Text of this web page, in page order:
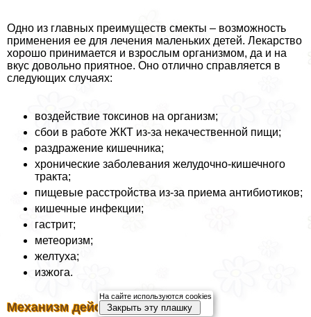
Одно из главных преимуществ смекты – возможность
применения ее для лечения маленьких детей. Лекарство
хорошо принимается и взрослым организмом, да и на
вкус довольно приятное. Оно отлично справляется в
следующих случаях:
воздействие токсинов на организм;
сбои в работе ЖКТ из-за некачественной пищи;
раздражение кишечника;
хронические заболевания желудочно-кишечного
тpaкта;
пищевые расстройства из-за приема антибиотиков;
кишечные инфекции;
гастрит;
метеоризм;
желтуха;
изжога.
Механизм действия Смекты
На сайте используются cookies
Закрыть эту плашку